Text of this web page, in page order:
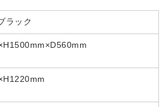
ラック